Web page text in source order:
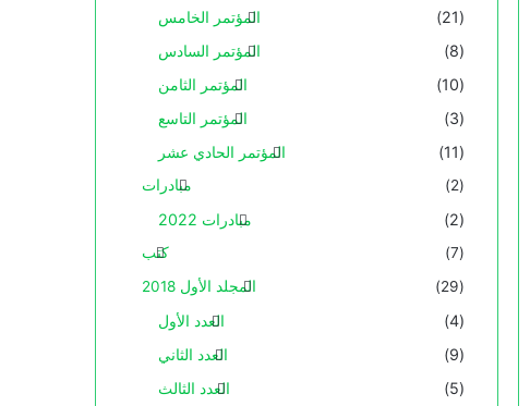
المؤتمر الخامس
(21)
المؤتمر السادس
(8)
المؤتمر الثامن
(10)
المؤتمر التاسع
(3)
المؤتمر الحادي عشر
(11)
مبادرات (2)
مبادرات 2022 (2)
كتب
(7)
المجلد الأول 2018
(29)
العدد الأول
(4)
العدد الثاني
(9)
العدد الثالث
(5)